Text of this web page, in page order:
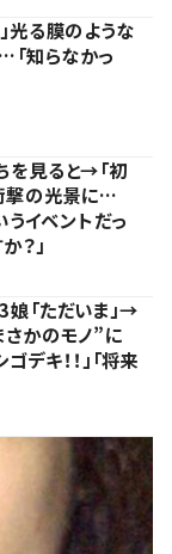
光る膜のような
知らなかっ
見ると→「初
撃の光景に…
うイベントだっ
？」
「ただいま」→
かのモノ”に
デキ！！」「将来